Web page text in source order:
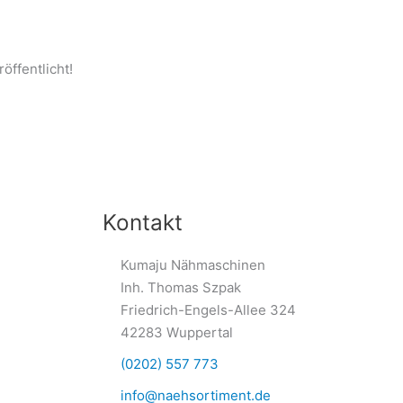
Kontakt
Kumaju Nähmaschinen
Inh. Thomas Szpak
Friedrich-Engels-Allee 324
42283 Wuppertal
(0202) 557 773
info@naehsortiment.de